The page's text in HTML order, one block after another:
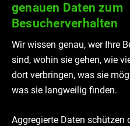
genauen Daten zum
Besucherverhalten
Wir wissen genau, wer Ihre
sind, wohin sie gehen, wie
dort verbringen, was sie
was sie langweilig finden.
Aggregierte Daten schützen